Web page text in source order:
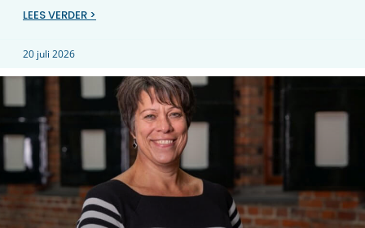
LEES VERDER >
20 juli 2026